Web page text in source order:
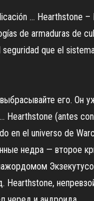
... Hearthstone
de armaduras de
que el
его. Он
Hearthstone (antes
en el universo de
недра — второе
Hearthstone,